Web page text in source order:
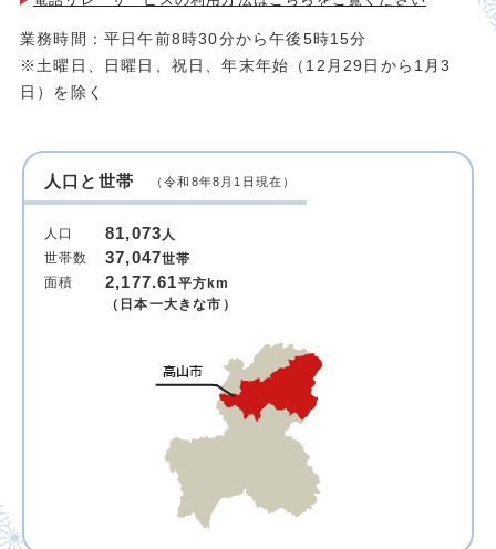
業務時間：平日午前8時30分から午後5時15分
※土曜日、日曜日、祝日、年末年始（12月29日から1月3
日）を除く
人口と世帯 （令和8年8月1日現在）
人口 81,073人
世帯数
37,047世帯
面積
2,177.61平方km
（日本一大きな市）